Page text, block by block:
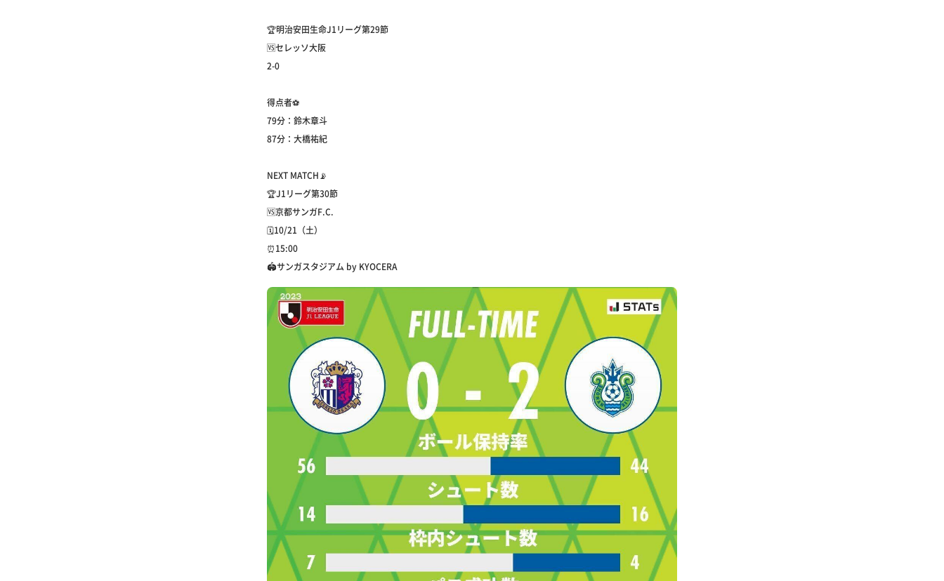
🏆明治安田生命J1リーグ第29節
🆚セレッソ大阪
2-0
得点者⚽
79分：鈴木章斗
87分：大橋祐紀
NEXT MATCH📡
🏆J1リーグ第30節
🆚京都サンガF.C.
🗓10/21（土）
⏰15:00
🏟サンガスタジアム by KYOCERA